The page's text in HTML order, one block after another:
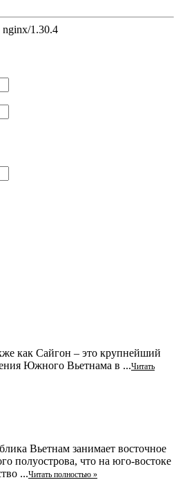
как Сайгон – это крупнейший
Южного Вьетнама в ...Читать
Вьетнам занимает восточное
полуострова, что на юго-востоке
...Читать полностью »